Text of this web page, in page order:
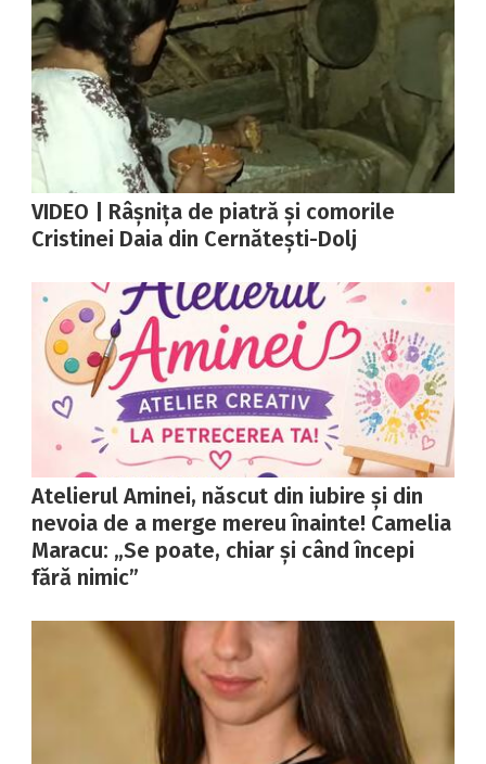
VIDEO | Râșnița de piatră și comorile
Cristinei Daia din Cernătești-Dolj
Atelierul Aminei, născut din iubire și din
nevoia de a merge mereu înainte! Camelia
Maracu: „Se poate, chiar și când începi
fără nimic”